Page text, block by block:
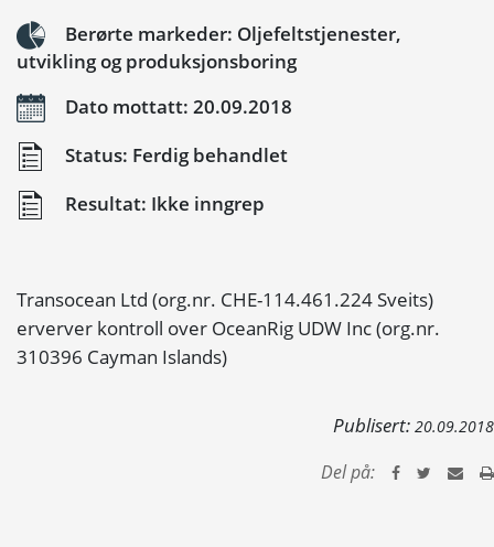
Berørte markeder: Oljefeltstjenester,
utvikling og produksjonsboring
Dato mottatt: 20.09.2018
Status: Ferdig behandlet
Resultat: Ikke inngrep
Transocean Ltd (org.nr. CHE-114.461.224 Sveits)
erverver kontroll over OceanRig UDW Inc (org.nr.
310396 Cayman Islands)
Publisert: 20.09.2018
Del på: